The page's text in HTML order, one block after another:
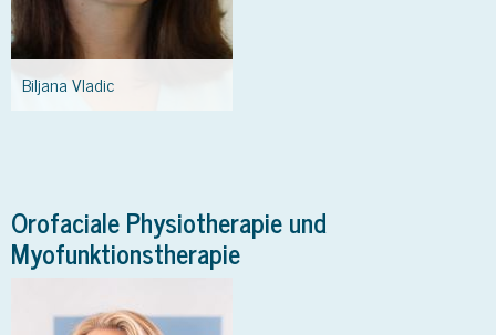
BiljanaVladic
Orofaciale Physiotherapie und
Myofunktionstherapie